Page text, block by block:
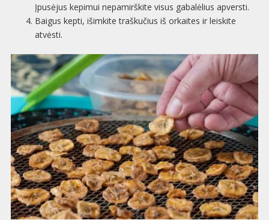
Įpusėjus kepimui nepamirškite visus gabalėlius apversti.
Baigus kepti, išimkite traškučius iš orkaites ir leiskite
atvėsti.